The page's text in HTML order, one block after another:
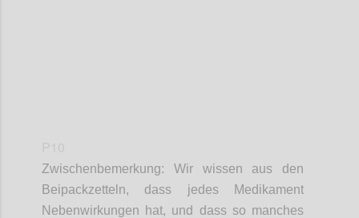
Zwischenbemerkung: Wir wissen aus den
Beipackzetteln, dass jedesMedikament
Nebenwirkungen hat, und dass so manches